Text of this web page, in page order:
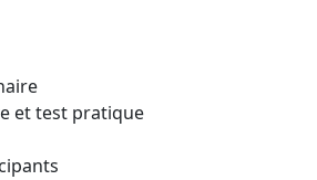
et test pratique